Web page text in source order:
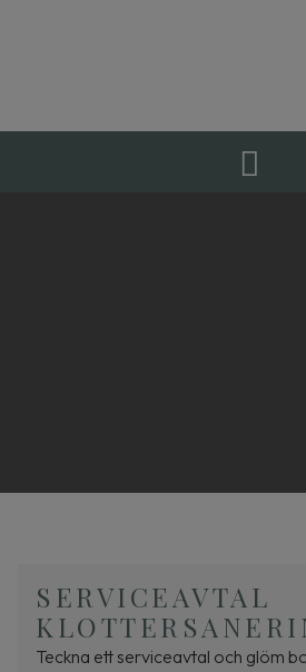
SERVICEAVTAL
Teckna ett serviceavtal och glöm